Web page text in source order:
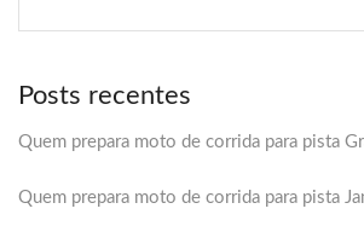
Posts recentes
Quem prepara moto de corrida para pista
Quem prepara moto de corrida para pista